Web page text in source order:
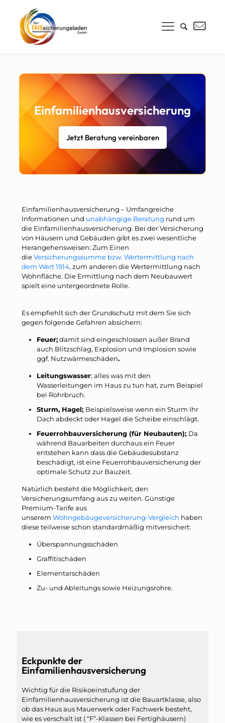
Einfamilienhausversicherung
Jetzt Beratung vereinbaren
Einfamilienhausversicherung – Umfangreiche
Informationen und unabhängige Beratung rund um
die Einfamilienhausversicherung. Bei der Versicherung
von Häusern und Gebäuden gibt es zwei wesentliche
Herangehensweisen: Zum Einen
dieVersicherungssumme bzw. Wertermittlung nach
dem Wert 1914, zum anderen die Wertermittlung nach
Wohnfläche. Die Ermittlung nach dem Neubauwert
spielt eine untergeordnete Rolle.
Es empfiehlt sich der Grundschutz mit dem Sie sich
gegen folgende Gefahren absichern:
Feuer;damit sind eingeschlossen außer Brand
auch Blitzschlag, Explosion und Implosion sowie
ggf. Nutzwärmeschäden.
Leitungswasser; alles was mit den
Wasserleitungen im Haus zu tun hat, zum Beispiel
bei Rohrbruch.
Sturm, Hagel; Beispielsweise wenn ein Sturm Ihr
Dach abdeckt oder Hagel die Scheibe einschlägt.
Feuerrohbauversicherung (für Neubauten); Da
während Bauarbeiten durchaus ein Feuer
entstehen kann dass die Gebäudesubstanz
beschädigt, ist eine Feuerrohbauversicherung der
optimale Schutz zur Bauzeit.
Natürlich besteht die Möglichkeit, den
Versicherungsumfang aus zu weiten. Günstige
Premium-Tarife aus
unserem Wohngebäugeversicherung-Vergleich haben
diese teilweise schon standardmäßig mitversichert:
Überspannungsschäden
Graffitischäden
Elementarschäden
Zu- und Ableitungs sowie Heizungsrohre.
Eckpunkte der
Einfamilienhausversicherung
Wichtig für die Risikoeinstufung der
Einfamilienhausversicherung ist die Bauartklasse, also
ob das Haus aus Mauerwerk oder Fachwerk besteht,
wie es verschalt ist ( “F”-Klassen bei Fertighäusern)